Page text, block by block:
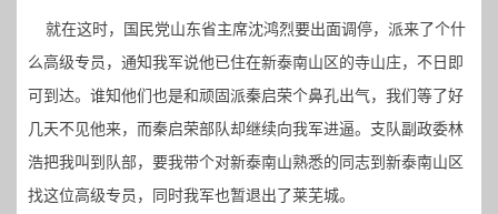
就在这时，国民党山东省主席沈鸿烈要出面调停，派来了个什
么高级专员，通知我军说他已住在新泰南山区的寺山庄，不日即
可到达。谁知他们也是和顽固派秦启荣个鼻孔出气，我们等了好
几天不见他来，而秦启荣部队却继续向我军进逼。支队副政委林
浩把我叫到队部，要我带个对新泰南山熟悉的同志到新泰南山区
找这位高级专员，同时我军也暂退出了莱芜城。